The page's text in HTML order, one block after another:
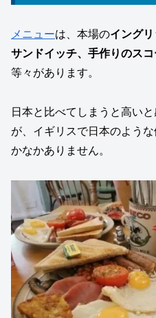
メニューは、本場のイング
サンドイッチ、手作りのス
等々があります。
日本と比べてしまうと高い
が、イギリスで日本のよう
かなかありません。